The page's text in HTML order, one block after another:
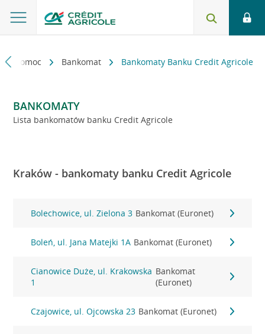
i pomoc Bankomat Bankomaty Banku Credit Agricole
BANKOMATY
Lista bankomatów banku Credit Agricole
Kraków - bankomaty banku Credit Agricole
Bolechowice, ul. Zielona 3 Bankomat (Euronet)
Boleń, ul. Jana Matejki 1A Bankomat (Euronet)
Cianowice Duże, ul. Krakowska
1
Bankomat
(Euronet)
Czajowice, ul. Ojcowska 23 Bankomat (Euronet)